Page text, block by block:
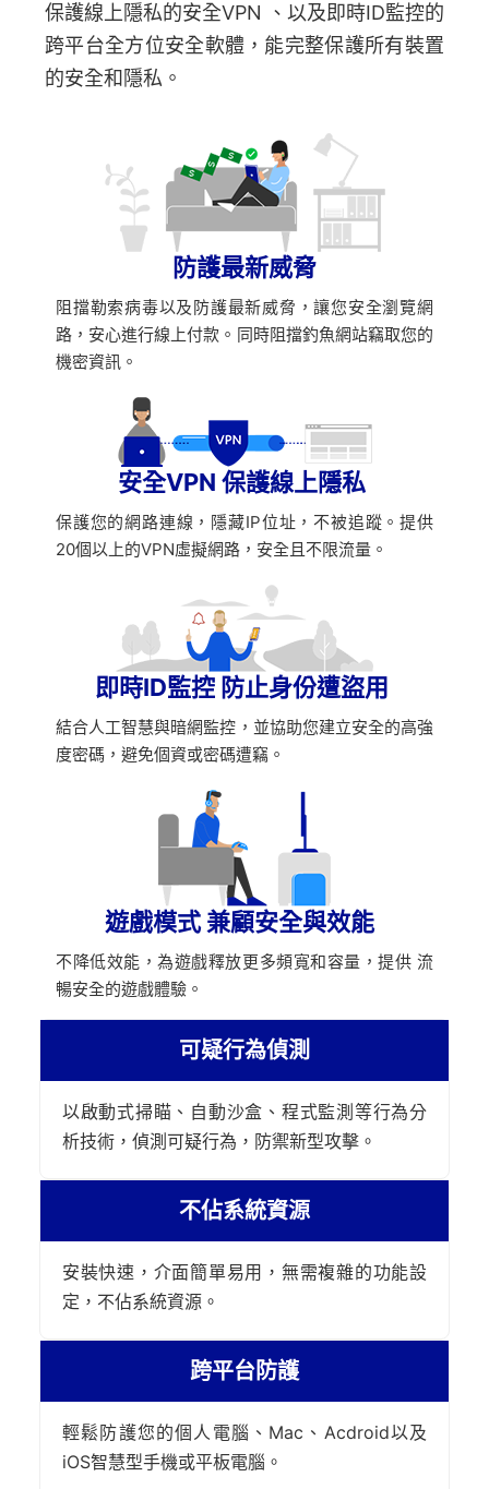
保護線上隱私的安全VPN 、以及即時ID監控的
跨平台全方位安全軟體，能完整保護所有裝置
的安全和隱私。
防護最新威脅
阻擋勒索病毒以及防護最新威脅，讓您安全瀏覽網
路，安心進行線上付款。同時阻擋釣魚網站竊取您的
機密資訊。
安全VPN 保護線上隱私
保護您的網路連線，隱藏IP位址，不被追蹤。提供
20個以上的VPN虛擬網路，安全且不限流量。
即時ID監控 防止身份遭盜用
結合人工智慧與暗網監控，並協助您建立安全的高強
度密碼，避免個資或密碼遭竊。
遊戲模式 兼顧安全與效能
不降低效能，為遊戲釋放更多頻寬和容量，提供 流
暢安全的遊戲體驗。
可疑行為偵測
以啟動式掃瞄、自動沙盒、程式監測等行為分
析技術，偵測可疑行為，防禦新型攻擊。
不佔系統資源
安裝快速，介面簡單易用，無需複雜的功能設
定，不佔系統資源。
跨平台防護
輕鬆防護您的個人電腦、Mac、Acdroid以及
iOS智慧型手機或平板電腦。